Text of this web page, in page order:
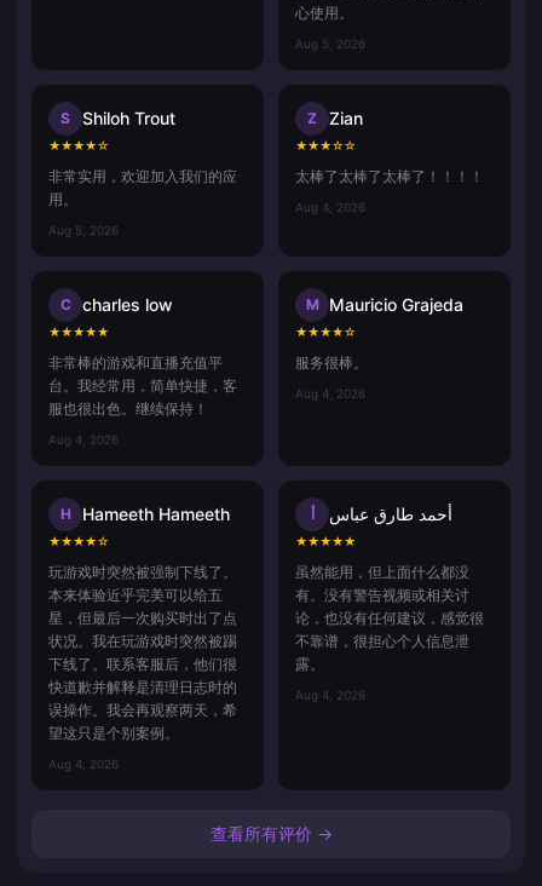
心使用。
Aug 5, 2026
S Shiloh Trout
★★★★☆
非常实用，欢迎加入我们的应
用。
Aug 5, 2026
Z Zian
★★★☆☆
太棒了太棒了太棒了！！！！
Aug 4, 2026
C charles low
★★★★★
非常棒的游戏和直播充值平
台。我经常用，简单快捷，客
服也很出色。继续保持！
Aug 4, 2026
M Mauricio Grajeda
★★★★☆
服务很棒。
Aug 4, 2026
H Hameeth Hameeth
★★★★☆
玩游戏时突然被强制下线了。
本来体验近乎完美可以给五
星，但最后一次购买时出了点
状况。我在玩游戏时突然被踢
下线了。联系客服后，他们很
快道歉并解释是清理日志时的
误操作。我会再观察两天，希
望这只是个别案例。
Aug 4, 2026
أ أحمد طارق عباس
★★★★★
虽然能用，但上面什么都没
有。没有警告视频或相关讨
论，也没有任何建议，感觉很
不靠谱，很担心个人信息泄
露。
Aug 4, 2026
查看所有评价 →